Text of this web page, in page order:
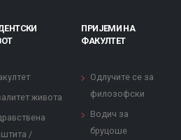
живота
/
ПРИЈЕМИ НА
ФАКУЛТЕТ
Одлучите се за
филозофски
Водич за
бруцоше